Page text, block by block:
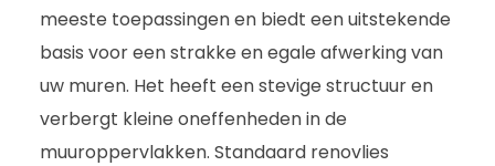
meeste toepassingen en biedt een uitstekende
basis voor een strakke en egale afwerking van
uw muren. Het heeft een stevige structuur en
verbergt kleine oneffenheden in de
muuroppervlakken. Standaard renovlies